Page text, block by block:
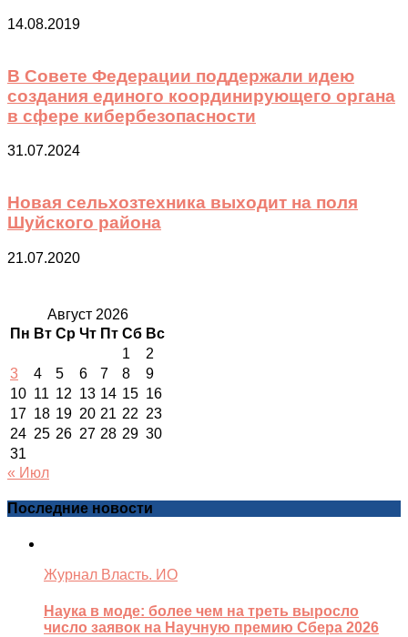
14.08.2019
В Совете Федерации поддержали идею
создания единого координирующего органа
в сфере кибербезопасности
31.07.2024
Новая сельхозтехника выходит на поля
Шуйского района
21.07.2020
Август 2026
Пн Вт Ср Чт Пт Сб Вс
1
2
3
4 5 6 7 8
9
10 11 12 13 14 15 16
17 18 19 20 21 22 23
24 25 26 27 28 29 30
31
« Июл
Последние новости
Журнал Власть. ИО
Наука в моде: более чем на треть выросло
число заявок на Научную премию Сбера 2026